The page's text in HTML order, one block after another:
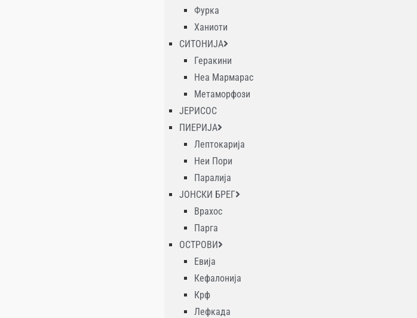
Фурка
Ханиоти
СИТОНИЈА
Геракини
Неа Мармарас
Метаморфози
ЈЕРИСОС
ПИЕРИЈА
Лептокарија
Неи Пори
Паралија
ЈОНСКИ БРЕГ
Врахос
Парга
ОСТРОВИ
Евија
Кефалонија
Крф
Лефкада